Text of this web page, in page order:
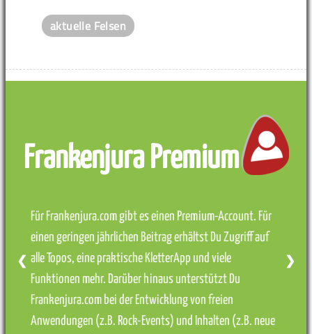
aktuelle Felsen
Frankenjura Premium
Für Frankenjura.com gibt es einen Premium-Account. Für
einen geringen jährlichen Beitrag erhältst Du Zugriff auf
alle Topos, eine praktische KletterApp und viele
Funktionen mehr. Darüber hinaus unterstützt Du
Frankenjura.com bei der Entwicklung von freien
Anwendungen (z.B. Rock-Events) und Inhalten (z.B. neue
❮ ❯